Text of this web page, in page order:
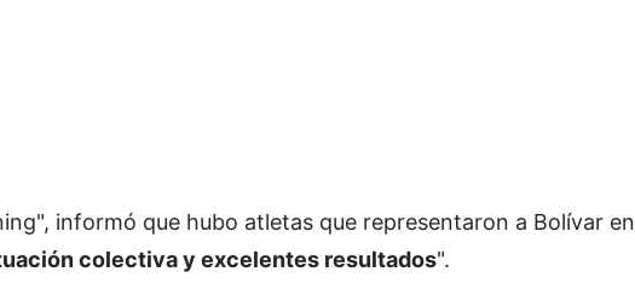
informó que hubo atletas que representaron a Bolívar en
colectiva y excelentes resultados".